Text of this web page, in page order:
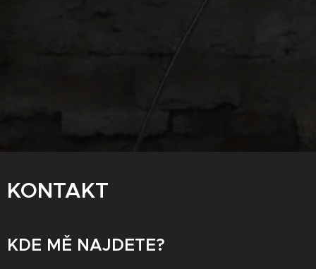
KONTAKT
KDE MĚ NAJDETE?